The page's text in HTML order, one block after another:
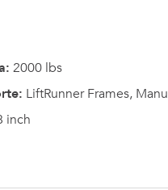
2000 lbs
LiftRunner Frames,
inch